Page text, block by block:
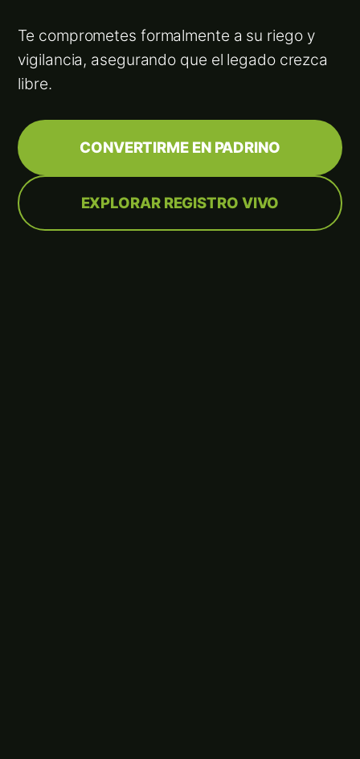
Te comprometes formalmente a su riego y
vigilancia, asegurando que el legado crezca
libre.
CONVERTIRME EN PADRINO
EXPLORAR REGISTRO VIVO